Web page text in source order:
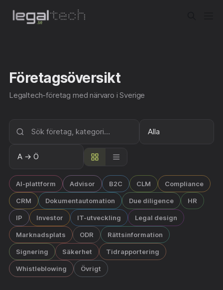
Företagsöversikt
Legaltech-företag med närvaro i Sverige
AI-plattform Advisor B2C CLM Compliance
CRM Dokumentautomation Due diligence HR
IP Investor IT-utveckling Legal design
Marknadsplats ODR Rättsinformation
Signering Säkerhet Tidrapportering
Whistleblowing Övrigt